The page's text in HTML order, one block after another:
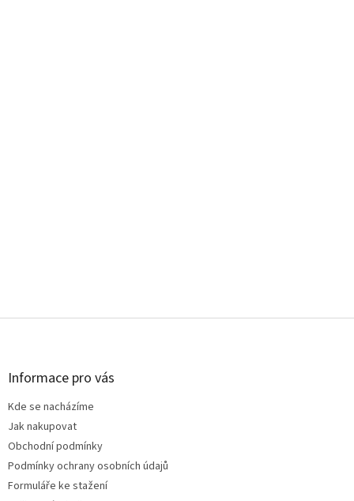
Z
Informace pro vás
Kde se nacházíme
Jak nakupovat
Obchodní podmínky
Podmínky ochrany osobních údajů
Formuláře ke stažení